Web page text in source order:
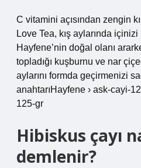
C vitamini açısından zengin
Love Tea, kış aylarında
Hayfene’nin doğal olanı
topladığı kuşburnu ve nar
aylarını formda geçirmenizi
anahtarıHayfene › ask-cayi-
125-gr
Hibiskus çayı
demlenir?